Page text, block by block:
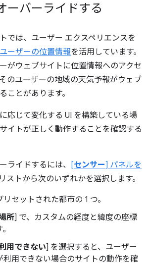
ーバーライドする
では、ユーザー エクスペリエンスを
ユーザーの位置情報を活用しています。
がウェブサイトに位置情報へのアクセ
のユーザーの地域の天気予報がウェブ
ことがあります。
応じて変化する UI を構築している場
イトが正しく動作することを確認する
ライドするには、 [センサー] パネルを
ストから次のいずれかを選択します。
リセットされた都市の 1 つ。
所] で、カスタムの経度と緯度の座標
用できない] を選択すると、ユーザー
利用できない場合のサイトの動作を確